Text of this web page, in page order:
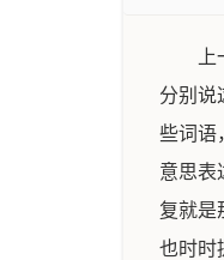
分别说
些词语
意思表
复就是
也时时